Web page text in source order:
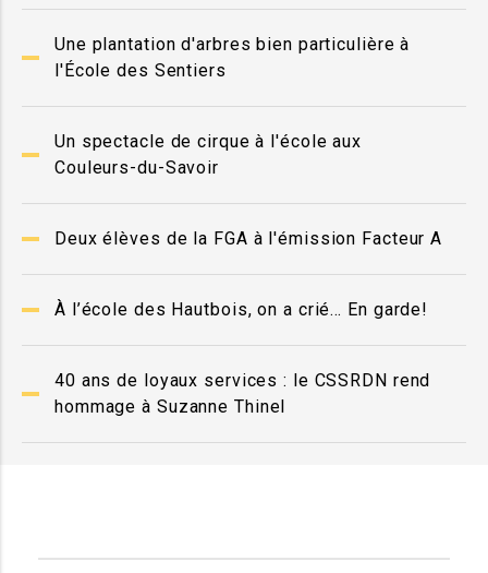
Une plantation d'arbres bien particulière à
l'École des Sentiers
Un spectacle de cirque à l'école aux
Couleurs-du-Savoir
Deux élèves de la FGA à l'émission Facteur A
À l’école des Hautbois, on a crié… En garde!
40 ans de loyaux services : le CSSRDN rend
hommage à Suzanne Thinel